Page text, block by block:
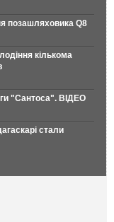
позашляховика Q8
кількома
"Сантоса". ВІДЕО
стали